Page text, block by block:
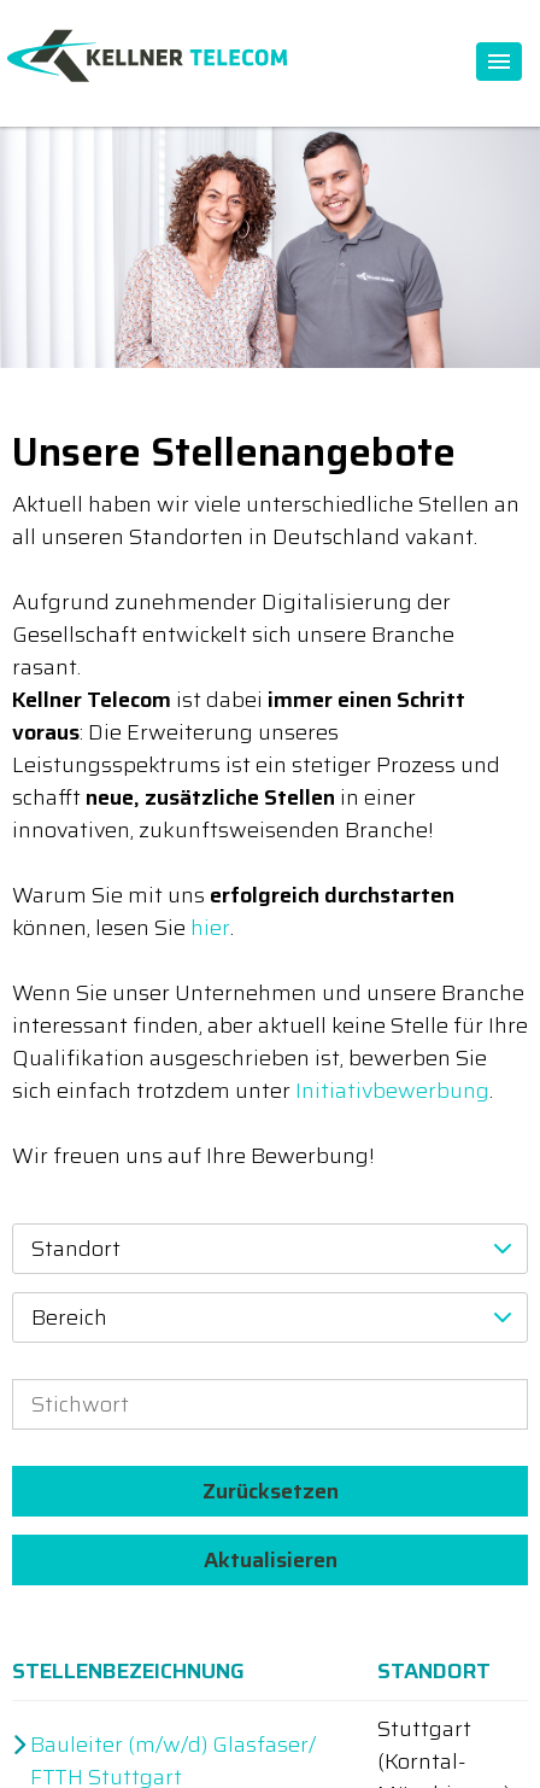
Unsere Stellenangebote
Aktuell haben wir viele unterschiedliche Stellen an
all unseren Standorten in Deutschland vakant.
Aufgrund zunehmender Digitalisierung der
Gesellschaft entwickelt sich unsere Branche
rasant.
Kellner Telecom ist dabei immer einen Schritt
voraus: Die Erweiterung unseres
Leistungsspektrums ist ein stetiger Prozess und
schafftneue, zusätzliche Stellen in einer
innovativen, zukunftsweisenden Branche!
Warum Sie mit uns erfolgreich durchstarten
können, lesen Sie hier.
Wenn Sie unser Unternehmen und unsere Branche
interessant finden, aber aktuell keine Stelle für Ihre
Qualifikation ausgeschrieben ist, bewerben Sie
sich einfach trotzdem unterInitiativbewerbung.
Wir freuen uns auf Ihre Bewerbung!
Standort
Bereich
Zurücksetzen
Aktualisieren
STELLENBEZEICHNUNG STANDORT
Bauleiter (m/w/d) Glasfaser/
FTTH Stuttgart
Stuttgart
(Korntal-